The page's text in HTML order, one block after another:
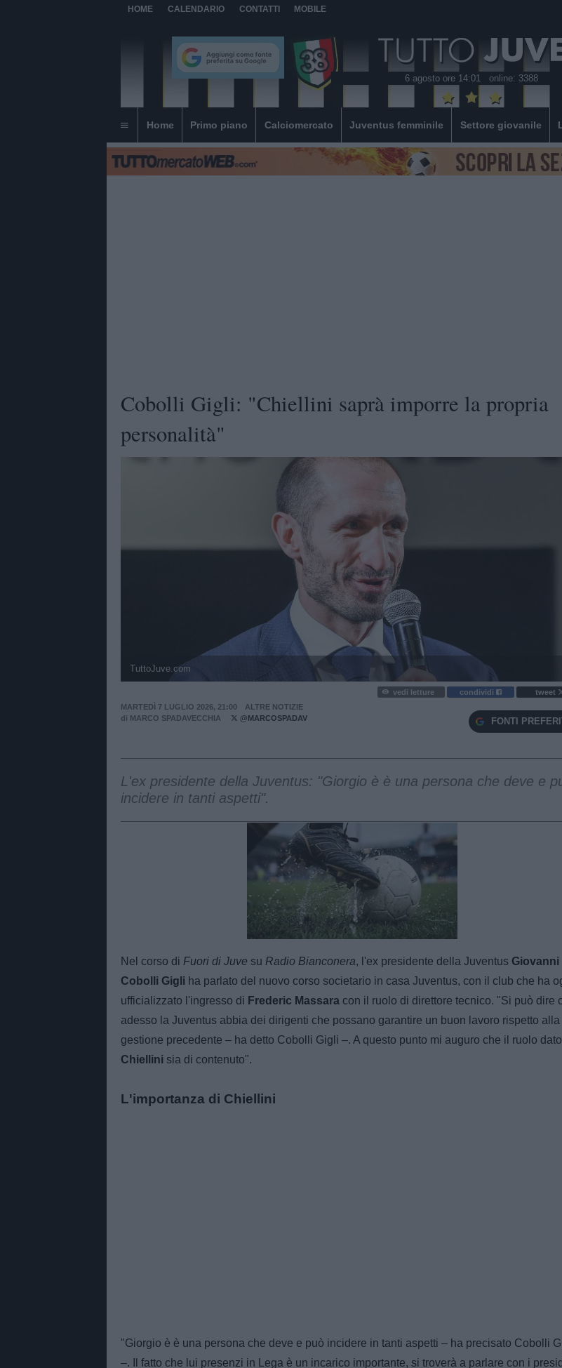
HOME CALENDARIO CONTATTI MOBILE
6 agosto ore 14:01 online: 3388
Home Primo piano Calciomercato Juventus femminile Settore giovanile
Cobolli Gigli: "Chiellini saprà imporre la propria
personalità"
TuttoJuve.com
vedi letture condividi
tweet
MARTEDÌ 7 LUGLIO 2026, 21:00
ALTRE NOTIZIE
di MARCO SPADAVECCHIA @MARCOSPADAV FONTI
L'ex presidente della Juventus: "Giorgio è è una persona che deve e
incidere in tanti aspetti".
Unmute
100.00%
Nel corso di Fuori di Juve su Radio Bianconera, l'ex presidente della Juventus Giovanni
Cobolli Gigli ha parlato del nuovo corso societario in casa Juventus, con il club che ha
ufficializzato l'ingresso di Frederic Massara con il ruolo di direttore tecnico. "Si può dire
adesso la Juventus abbia dei dirigenti che possano garantire un buon lavoro rispetto alla
gestione precedente – ha detto Cobolli Gigli –. A questo punto mi auguro che il ruolo
Chiellini sia di contenuto".
L'importanza di Chiellini
"Giorgio è è una persona che deve e può incidere in tanti aspetti – ha precisato Cobolli
–. Il fatto che lui presenzi in Lega è un incarico importante, si troverà a parlare con i